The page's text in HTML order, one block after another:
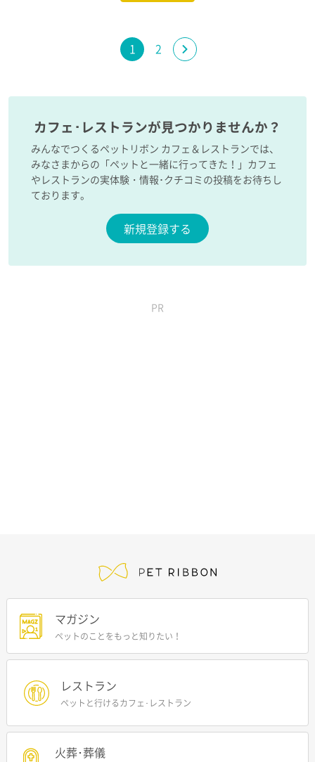
緒にお食事していただけます。外からは入れないので、お店の中を
通ってテラス席へ移動してくださいね。
1 2
カフェ･レストランが見つかりませんか？
みんなでつくるペットリボン カフェ＆レストランでは、
みなさまからの「ペットと一緒に行ってきた！」カフェ
やレストランの実体験・情報･クチコミの投稿をお待ちし
ております。
新規登録する
PR
マガジン
ペットのことをもっと知りたい！
レストラン
ペットと行けるカフェ･レストラン
火葬･葬儀